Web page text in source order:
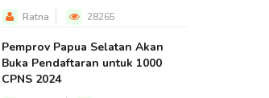
Ratna 28265
Pemprov Papua Selatan Akan
Buka Pendaftaran untuk 1000
CPNS 2024